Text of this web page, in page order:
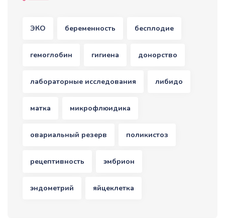
ЭКО беременность бесплодие
гемоглобин гигиена донорство
лабораторные исследования либидо
матка микрофлюидика
овариальный резерв поликистоз
рецептивность эмбрион
эндометрий яйцеклетка